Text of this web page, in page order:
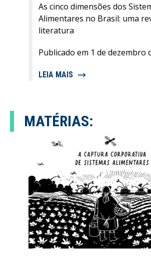
As cinco dimensões dos
Alimentares no Brasil: uma
literatura
Publicado em 1 de dezembro
LEIA MAIS
MATÉRIAS: